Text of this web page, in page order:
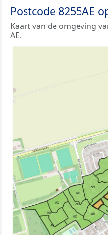
Postcode 8255AE
Kaart van de omgeving
AE.